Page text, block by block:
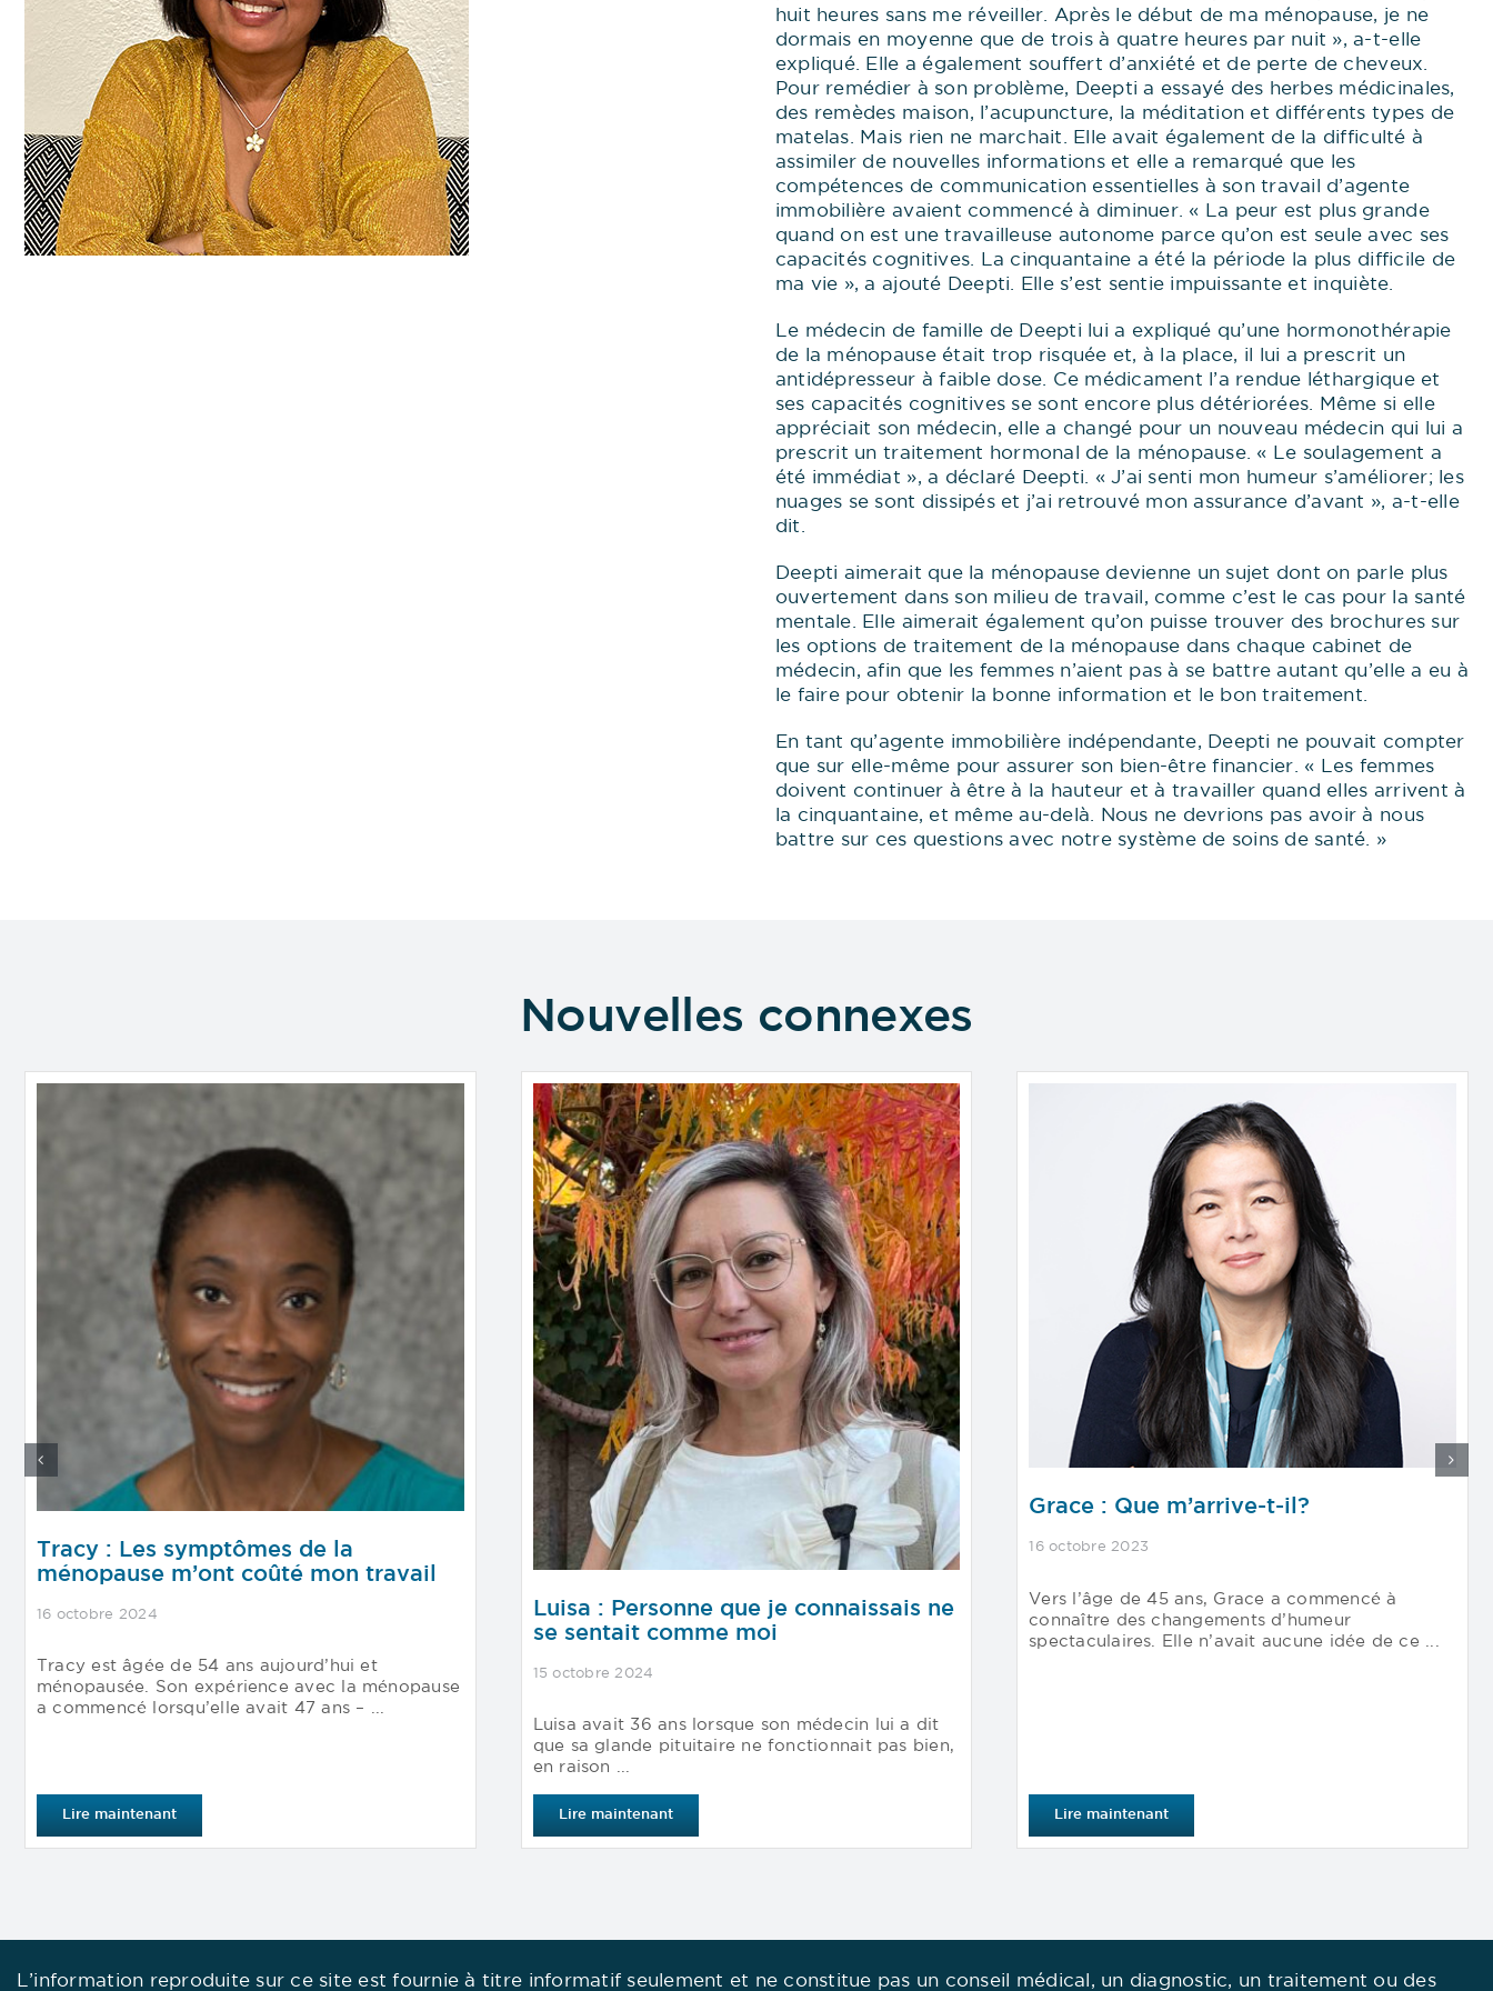
huit heures sans me réveiller. Après le début de ma ménopause, je ne
dormais en moyenne que de trois à quatre heures par nuit », a-t-elle
expliqué. Elle a également souffert d’anxiété et de perte de cheveux.
Pour remédier à son problème, Deepti a essayé des herbes médicinales,
des remèdes maison, l’acupuncture, la méditation et différents types de
matelas. Mais rien ne marchait. Elle avait également de la difficulté à
assimiler de nouvelles informations et elle a remarqué que les
compétences de communication essentielles à son travail d’agente
immobilière avaient commencé à diminuer. « La peur est plus grande
quand on est une travailleuse autonome parce qu’on est seule avec ses
capacités cognitives. La cinquantaine a été la période la plus difficile de
ma vie », a ajouté Deepti. Elle s’est sentie impuissante et inquiète.
Le médecin de famille de Deepti lui a expliqué qu’une hormonothérapie
de la ménopause était trop risquée et, à la place, il lui a prescrit un
antidépresseur à faible dose. Ce médicament l’a rendue léthargique et
ses capacités cognitives se sont encore plus détériorées. Même si elle
appréciait son médecin, elle a changé pour un nouveau médecin qui lui a
prescrit un traitement hormonal de la ménopause. « Le soulagement a
été immédiat », a déclaré Deepti. « J’ai senti mon humeur s’améliorer; les
nuages se sont dissipés et j’ai retrouvé mon assurance d’avant », a-t-elle
dit.
Deepti aimerait que la ménopause devienne un sujet dont on parle plus
ouvertement dans son milieu de travail, comme c’est le cas pour la santé
mentale. Elle aimerait également qu’on puisse trouver des brochures sur
les options de traitement de la ménopause dans chaque cabinet de
médecin, afin que les femmes n’aient pas à se battre autant qu’elle a eu à
le faire pour obtenir la bonne information et le bon traitement.
En tant qu’agente immobilière indépendante, Deepti ne pouvait compter
que sur elle-même pour assurer son bien-être financier. « Les femmes
doivent continuer à être à la hauteur et à travailler quand elles arrivent à
la cinquantaine, et même au-delà. Nous ne devrions pas avoir à nous
battre sur ces questions avec notre système de soins de santé. »
Nouvelles connexes
Tracy : Les symptômes de la
ménopause m’ont coûté mon travail
16 octobre 2024
Tracy est âgée de 54 ans aujourd’hui et
ménopausée. Son expérience avec la ménopause
a commencé lorsqu’elle avait 47 ans – ...
Lire maintenant
Luisa : Personne que je connaissais ne
se sentait comme moi
15 octobre 2024
Luisa avait 36 ans lorsque son médecin lui a dit
que sa glande pituitaire ne fonctionnait pas bien,
en raison ...
Lire maintenant
Grace : Que m’arrive-t-il?
16 octobre 2023
Vers l’âge de 45 ans, Grace a commencé à
connaître des changements d’humeur
spectaculaires. Elle n’avait aucune idée de ce ...
Lire maintenant
L’information reproduite sur ce site est fournie à titre informatif seulement et ne constitue pas un conseil médical, un diagnostic, un traitement ou des